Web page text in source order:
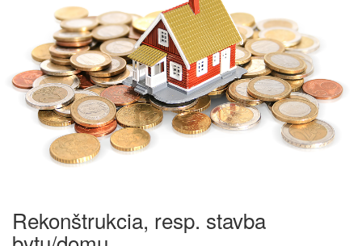
Rekonštrukcia, resp. stavba